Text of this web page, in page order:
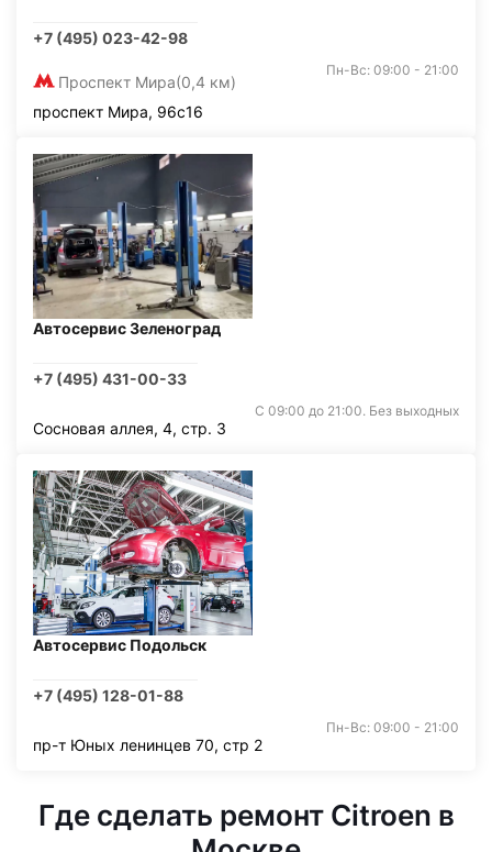
+7 (495) 023-42-98
Проспект Мира(0,4 км)
Пн-Вс: 09:00 - 21:00
проспект Мира, 96с16
Автосервис Зеленоград
+7 (495) 431-00-33
С 09:00 до 21:00. Без выходных
Сосновая аллея, 4, стр. 3
Автосервис Подольск
+7 (495) 128-01-88
Пн-Вс: 09:00 - 21:00
пр-т Юных ленинцев 70, стр 2
Где сделать ремонт Citroen в